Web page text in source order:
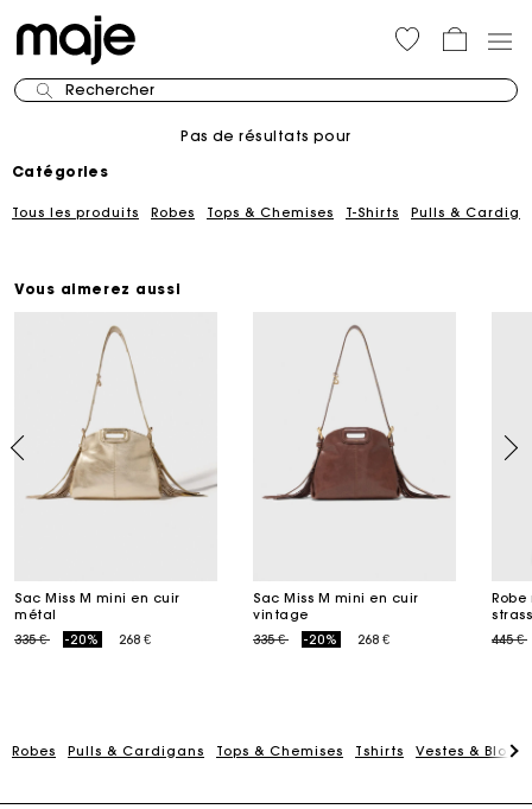
Rechercher
Pas de résultats pour
Catégories
Tous les produits Robes Tops & Chemises T-Shirts Pulls &
Vous aimerez aussi
Sac Miss M mini en cuir
métal
Price reduced from
335 €to -20% 268 €
Sac Miss M mini en cuir
vintage
Price reduced from
335 €to -20% 268 €
Price
445 €
Robes Pulls & Cardigans Tops & Chemises Tshirts Vestes &
Carte Cadeau Maje : la meilleure façon d'offrir le